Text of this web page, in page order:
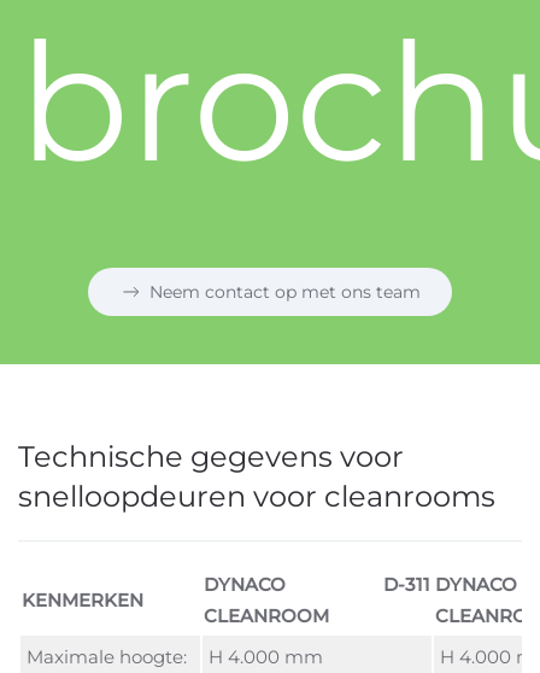
Neem contact op met ons team
Technische gegevens voor
snelloopdeuren voor cleanrooms
KENMERKEN
DYNACO D-311
CLEANROOM
Maximale hoogte:
H 4.000 mm H 4.000